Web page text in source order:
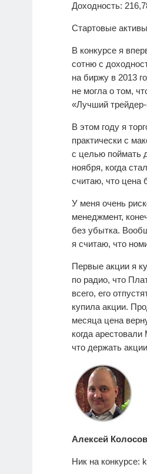
Доходность:
Стартовые
В конкурсе я
сотню с
на биржу в 2013
не могла о том,
«Лучший
В этом году я
практически с
с целью поймать
ноября, когда
считаю, что цена
У меня очень
менеджмент,
без убытка.
я считаю, что
Первые акции я
по радио, что
всего, его
купила акции.
месяца цена
когда
что держать
Алексей Колосов
Ник на конкурсе: